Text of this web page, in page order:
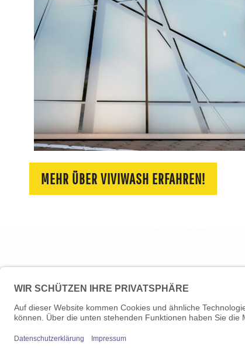
MEHR ÜBER VIVIWASH ERFAHREN!
+49 89